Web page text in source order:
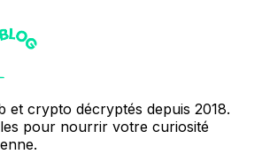
et crypto décryptés depuis 2018.
pour nourrir votre curiosité